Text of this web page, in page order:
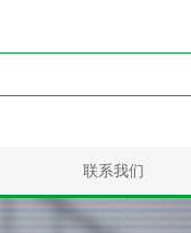
联系我们